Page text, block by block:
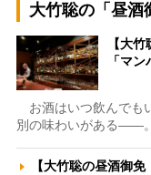
大竹聡の「昼酒
【大
「マ
お酒はいつ飲んでも
別の味わいがある――
【大竹聡の昼酒御